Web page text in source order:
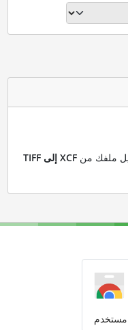
XCF إلى TIFF